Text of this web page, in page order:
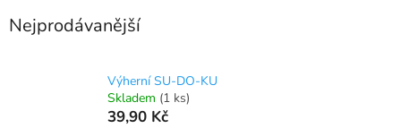
Nejprodávanější
Výherní SU-DO-KU
Skladem (1 ks)
39,90 Kč